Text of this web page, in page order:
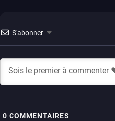
S'abonner
0 COMMENTAIRES